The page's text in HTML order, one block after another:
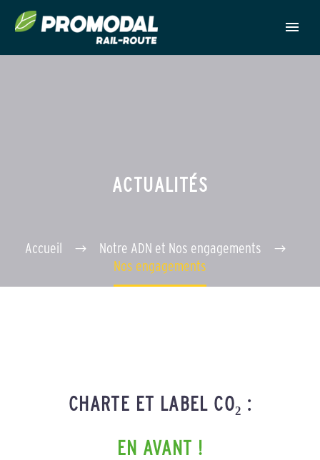
ACTUALITÉS
Accueil
Notre ADN et Nos engagements
Nos engagements
CHARTE ET LABEL CO₂ :
EN AVANT !